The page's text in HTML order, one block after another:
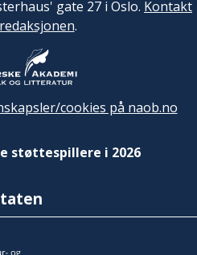
gate 27 i Oslo. Kontakt
.
cookies på naob.no
støttespillere i 2026